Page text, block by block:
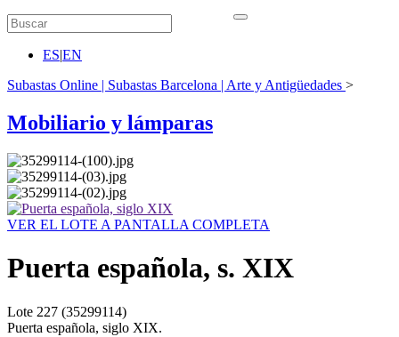
ES|EN
Subastas Online | Subastas Barcelona | Arte y Antigüedades >
Mobiliario y lámparas
VER EL LOTE A PANTALLA COMPLETA
Puerta española, s. XIX
Lote 227 (35299114)
Puerta española, siglo XIX.